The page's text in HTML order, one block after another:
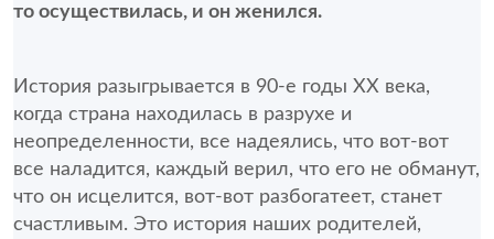
то осуществилась, и он женился.
История разыгрывается в 90-е годы XX века,
когда страна находилась в разрухе и
неопределенности, все надеялись, что вот-вот
все наладится, каждый верил, что его не обманут,
что он исцелится, вот-вот разбогатеет, станет
счастливым. Это история наших родителей,